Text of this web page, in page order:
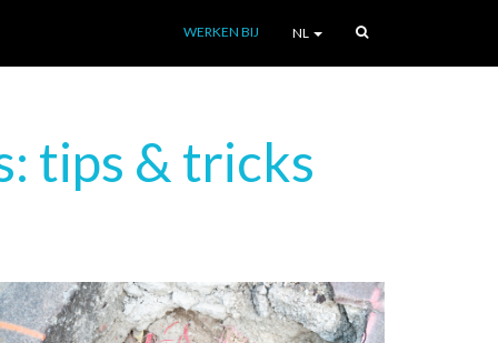
WERKEN BIJ NL
tips & tricks